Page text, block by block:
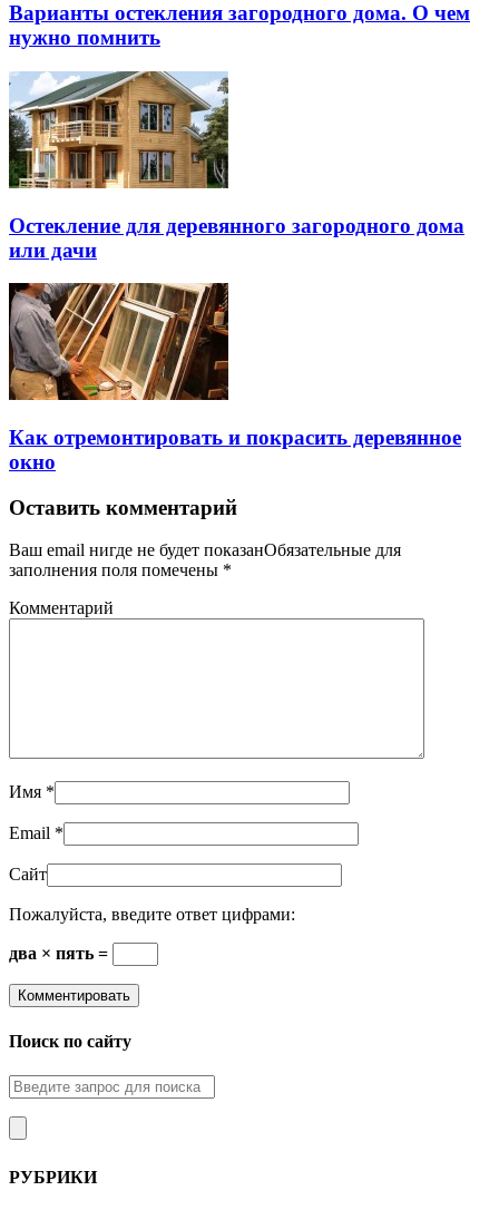
Варианты остекления загородного дома. О чем
нужно помнить
Остекление для деревянного загородного дома
или дачи
Как отремонтировать и покрасить деревянное
окно
Оставить комментарий
Ваш email нигде не будет показанОбязательные для
заполнения поля помечены *
Комментарий
Имя *
Email *
Сайт
Пожалуйста, введите ответ цифрами:
два × пять =
Поиск по сайту
РУБРИКИ